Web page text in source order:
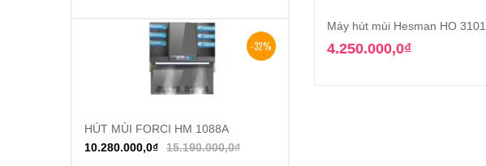
Thêm vào giỏ hàng
Máy hút mùi Hesman HO 3101
4.250.000,0₫
-32%
Thêm vào giỏ hàng
HÚT MÙI FORCI HM 1088A
15.190.000,0₫
10.280.000,0₫